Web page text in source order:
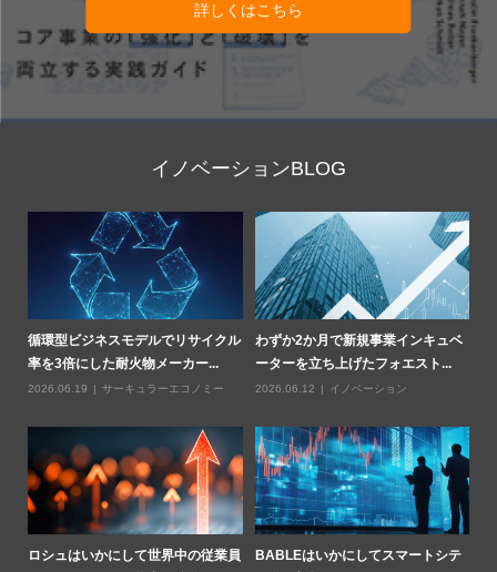
詳しくはこちら
イノベーションBLOG
循環型ビジネスモデルでリサイクル
率を3倍にした耐火物メーカー...
2026.06.19 サーキュラーエコノミー
わずか2か月で新規事業インキュベ
ーターを立ち上げたフォエスト...
2026.06.12 イノベーション
ロシュはいかにして世界中の従業員
BABLEはいかにしてスマートシテ